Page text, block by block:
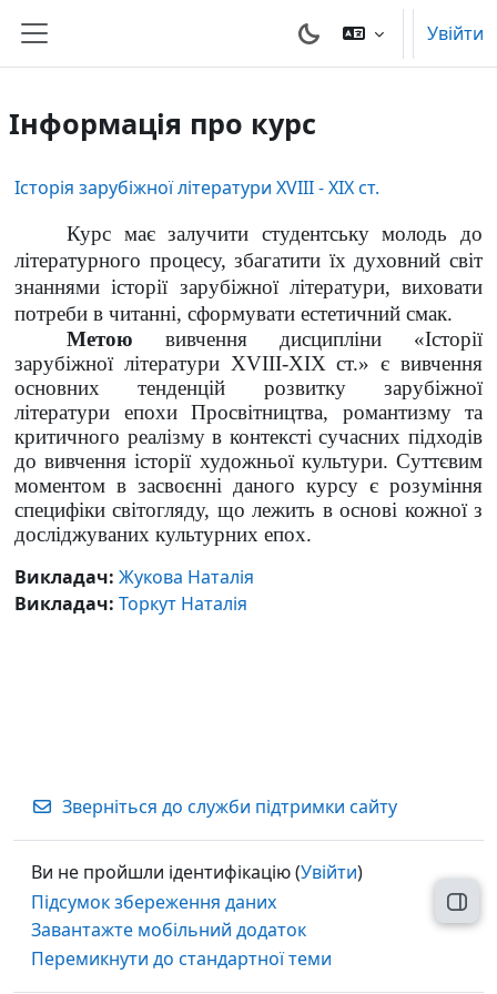
Бокова панель
Увійти
Інформація про курс
Історія зарубіжної літератури XVIII - ХІХ ст.
Курс має залучити студентську молодь до
літературного процесу, збагатити їх духовний світ
знаннями історії зарубіжної літератури, виховати
потреби в читанні, сформувати естетичний смак.
Метою вивчення дисципліни «Історії
зарубіжної літератури XVIIІ-ХІХ ст.» є вивчення
основних тенденцій розвитку зарубіжної
літератури епохи Просвітництва, романтизму та
критичного реалізму в контексті сучасних підходів
до вивчення історії художньої культури. Суттєвим
моментом в засвоєнні даного курсу є розуміння
специфіки світогляду, що лежить в основі кожної з
досліджуваних культурних епох.
Викладач: Жукова Наталія
Викладач: Торкут Наталія
Зверніться до служби підтримки сайту
Ви не пройшли ідентифікацію (Увійти)
Підсумок збереження даних
Завантажте мобільний додаток
Перемикнути до стандартної теми